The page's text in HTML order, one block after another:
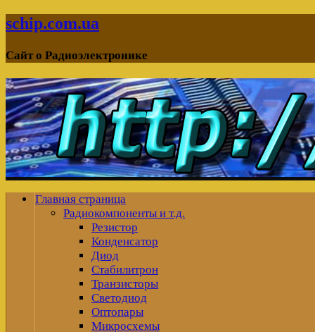
schip.com.ua
Сайт о Радиоэлектронике
Главная страница
Радиокомпоненты и т.д.
Резистор
Конденсатор
Диод
Стабилитрон
Транзисторы
Светодиод
Оптопары
Микросхемы